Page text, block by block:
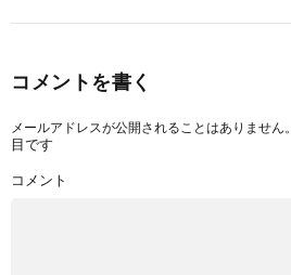
コメントを書く
メールアドレスが公開されることはありません。
目です
コメント